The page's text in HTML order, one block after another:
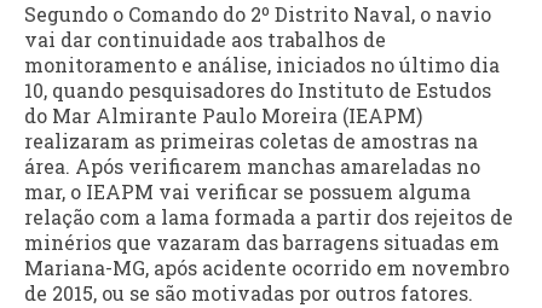
Segundo o Comando do 2º Distrito Naval, o navio
vai dar continuidade aos trabalhos de
monitoramento e análise, iniciados no último dia
10, quando pesquisadores do Instituto de Estudos
do Mar Almirante Paulo Moreira (IEAPM)
realizaram as primeiras coletas de amostras na
área. Após verificarem manchas amareladas no
mar, o IEAPM vai verificar se possuem alguma
relação com a lama formada a partir dos rejeitos de
minérios que vazaram das barragens situadas em
Mariana-MG, após acidente ocorrido em novembro
de 2015, ou se são motivadas por outros fatores.